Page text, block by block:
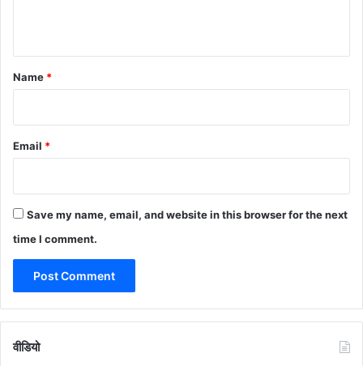
*
Name *
Email *
Save my name, email, and website in this browser for the next
time I comment.
वीडियो